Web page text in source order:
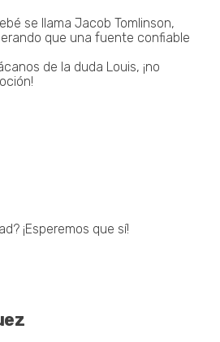
se llama Jacob Tomlinson,
que una fuente confiable
de la duda Louis, ¡no
¡Esperemos que sí!